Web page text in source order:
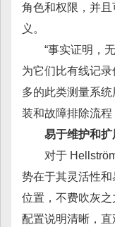
角色和权限，并
义。
“事实证明，无
为它们比有线记
多的此类测量系
装和故障排除流程
易于维护和扩
对于 Hellström
势在于其灵活性
位置，不费吹灰
配置说明清晰，